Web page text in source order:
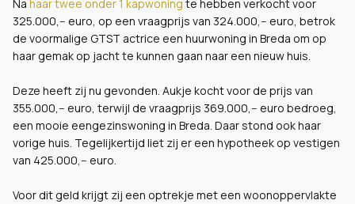
Na haar twee onder 1 kapwoning te hebben verkocht voor
325.000,-- euro, op een vraagprijs van 324.000,-- euro, betrok
de voormalige GTST actrice een huurwoning in Breda om op
haar gemak op jacht te kunnen gaan naar een nieuw huis.
Deze heeft zij nu gevonden. Aukje kocht voor de prijs van
355.000,-- euro, terwijl de vraagprijs 369.000,-- euro bedroeg,
een mooie eengezinswoning in Breda. Daar stond ook haar
vorige huis. Tegelijkertijd liet zij er een hypotheek op vestigen
van 425.000,-- euro.
Voor dit geld krijgt zij een optrekje met een woonoppervlakte